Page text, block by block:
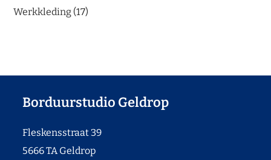
Werkkleding 17
Borduurstudio Geldrop
Fleskensstraat 39
5666 TA Geldrop